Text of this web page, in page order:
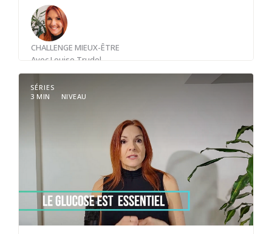
CHALLENGE MIEUX-ÊTRE
AvecLouise Trudel
soit déshydraté. 1.5 litre par jour minimum.
Programmer son téléphone pour rappel.
"Boire une tasse d'eau"
SÉRIES
3 MIN
NIVEAU